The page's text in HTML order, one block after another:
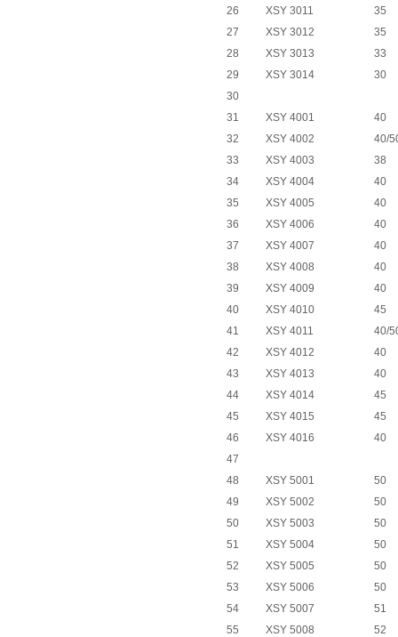
26
XSY 3011
35
27
XSY 3012
35
28
XSY 3013
33
29
XSY 3014
30
30
31
XSY 4001
40
32
XSY 4002
40/
33
XSY 4003
38
34
XSY 4004
40
35
XSY 4005
40
36
XSY 4006
40
37
XSY 4007
40
38
XSY 4008
40
39
XSY 4009
40
40
XSY 4010
45
41
XSY 4011
40/
42
XSY 4012
40
43
XSY 4013
40
44
XSY 4014
45
45
XSY 4015
45
46
XSY 4016
40
47
48
XSY 5001
50
49
XSY 5002
50
50
XSY 5003
50
51
XSY 5004
50
52
XSY 5005
50
53
XSY 5006
50
54
XSY 5007
51
55
XSY 5008
52